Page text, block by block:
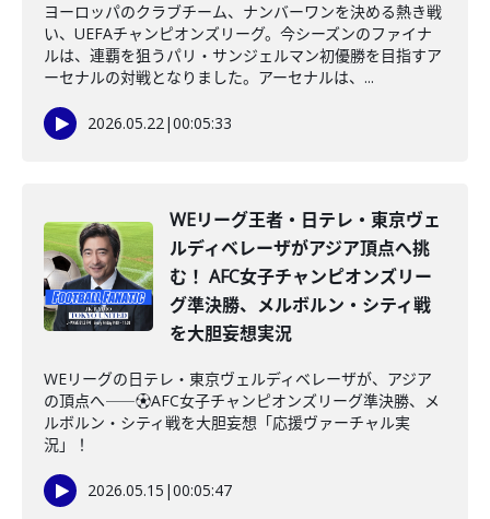
ヨーロッパのクラブチーム、ナンバーワンを決める熱き戦
い、UEFAチャンピオンズリーグ。今シーズンのファイナ
ルは、連覇を狙うパリ・サンジェルマン初優勝を目指すア
ーセナルの対戦となりました。アーセナルは、...
2026.05.22|00:05:33
WEリーグ王者・日テレ・東京ヴェ
ルディベレーザがアジア頂点へ挑
む！ AFC女子チャンピオンズリー
グ準決勝、メルボルン・シティ戦
を大胆妄想実況
WEリーグの日テレ・東京ヴェルディベレーザが、アジア
の頂点へ――⚽AFC女子チャンピオンズリーグ準決勝、メ
ルボルン・シティ戦を大胆妄想「応援ヴァーチャル実
況」！
2026.05.15 |00:05:47